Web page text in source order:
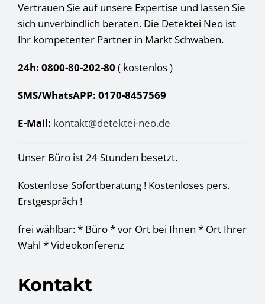
Vertrauen Sie auf unsere Expertise und lassen Sie
sich unverbindlich beraten. Die Detektei Neo ist
Ihr kompetenter Partner in Markt Schwaben.
24h: 0800-80-202-80 ( kostenlos)
SMS/WhatsAPP: 0170-8457569
E-Mail: kontakt@detektei-neo.de
Unser Büro ist 24 Stunden besetzt.
Kostenlose Sofortberatung ! Kostenloses pers.
Erstgespräch !
frei wählbar: * Büro * vor Ort bei Ihnen * Ort Ihrer
Wahl * Videokonferenz
Kontakt